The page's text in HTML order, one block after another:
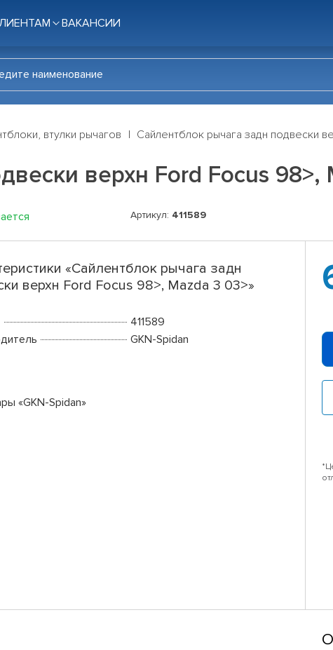
ВАКАНСИИ
втулки рычагов Сайлентблок рычага задн подвески
верхн Ford Focus 98>,
Артикул: 411589
«Сайлентблок рычага задн
верхн Ford Focus 98>, Mazda 3 03>»
411589
GKN-Spidan
«GKN-Spidan»